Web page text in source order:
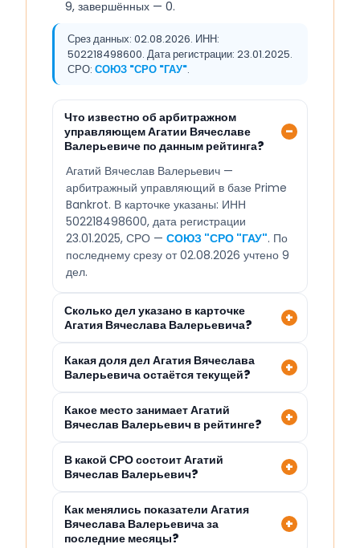
9, завершённых — 0.
Срез данных: 02.08.2026. ИНН:
502218498600. Дата регистрации: 23.01.2025.
СРО: СОЮЗ "СРО "ГАУ".
Что известно об арбитражном
управляющем Агатии Вячеславе
Валерьевиче по данным рейтинга?
Агатий Вячеслав Валерьевич —
арбитражный управляющий в базе Prime
Bankrot. В карточке указаны: ИНН
502218498600, дата регистрации
23.01.2025, СРО — СОЮЗ "СРО "ГАУ". По
последнему срезу от 02.08.2026 учтено 9
дел.
Сколько дел указано в карточке
Агатия Вячеслава Валерьевича?
Какая доля дел Агатия Вячеслава
Валерьевича остаётся текущей?
Какое место занимает Агатий
Вячеслав Валерьевич в рейтинге?
В какой СРО состоит Агатий
Вячеслав Валерьевич?
Как менялись показатели Агатия
Вячеслава Валерьевича за
последние месяцы?